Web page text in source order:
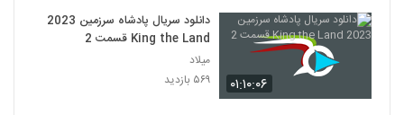
۰۱:۱۰:۰۶
دانلود سریال پادشاه سرزمین 2023
King the Land قسمت 2
میلاد
۵۶۹ بازدید